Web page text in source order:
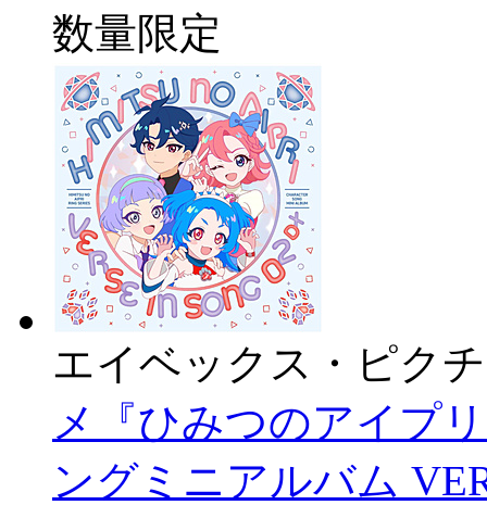
数量限定
エイベックス・ピク
メ『ひみつのアイプ
ングミニアルバム